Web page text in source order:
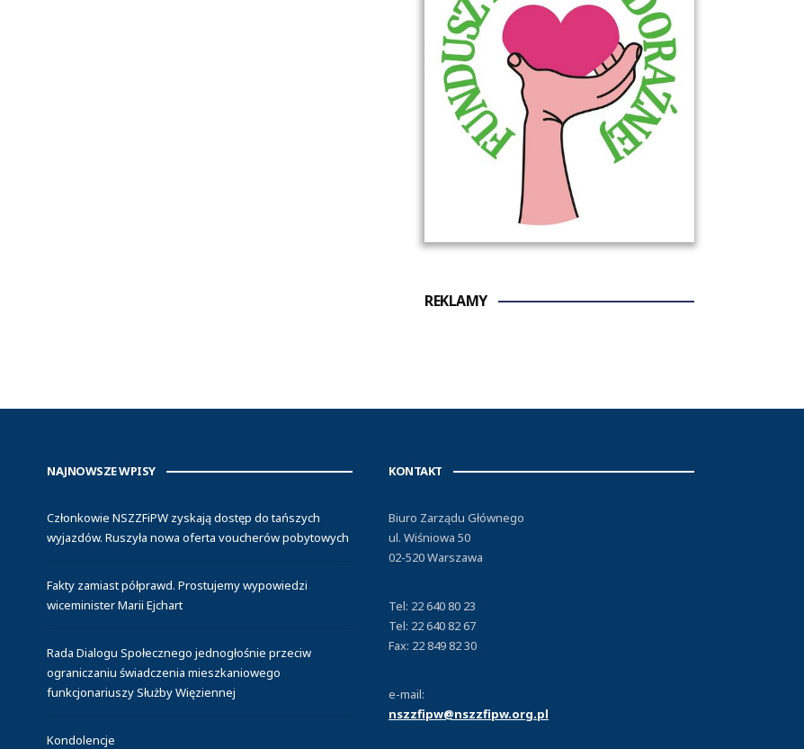
REKLAMY
NAJNOWSZE WPISY
Członkowie NSZZFiPW zyskają dostęp do tańszych
wyjazdów. Ruszyła nowa oferta voucherów pobytowych
Fakty zamiast półprawd. Prostujemy wypowiedzi
wiceminister Marii Ejchart
Rada Dialogu Społecznego jednogłośnie przeciw
ograniczaniu świadczenia mieszkaniowego
funkcjonariuszy Służby Więziennej
Kondolencje
KONTAKT
Biuro Zarządu Głównego
ul. Wiśniowa 50
02-520 Warszawa
Tel: 22 640 80 23
Tel: 22 640 82 67
Fax: 22 849 82 30
e-mail:
nszzfipw@nszzfipw.org.pl